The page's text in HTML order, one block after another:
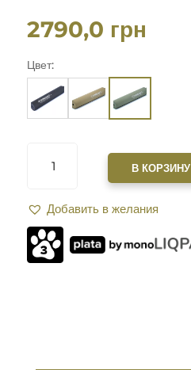
2790,0 грн
Цвет:
ТОВАРА
САУНДМОДЕРАТОР
КАЛИБР
.22.
РЕЗЬБА
В КОРЗИНУ
Добавить в желания